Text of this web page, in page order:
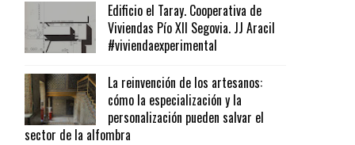
Edificio el Taray. Cooperativa de
Viviendas Pío XII Segovia. JJ Aracil
#viviendaexperimental
La reinvención de los artesanos:
cómo la especialización y la
personalización pueden salvar el
sector de la alfombra